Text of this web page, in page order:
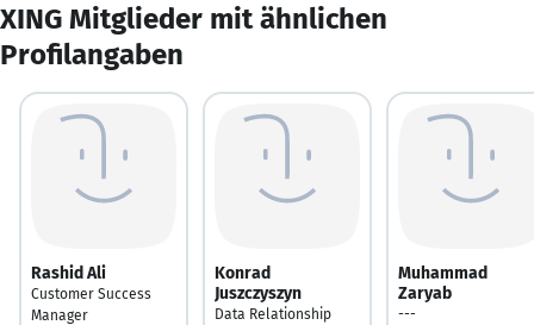
XING Mitglieder mit ähnlichen
Profilangaben
Rashid Ali
Customer Success
Manager
Konrad
Juszczyszyn
Data Relationship
Muhammad
Zaryab
---